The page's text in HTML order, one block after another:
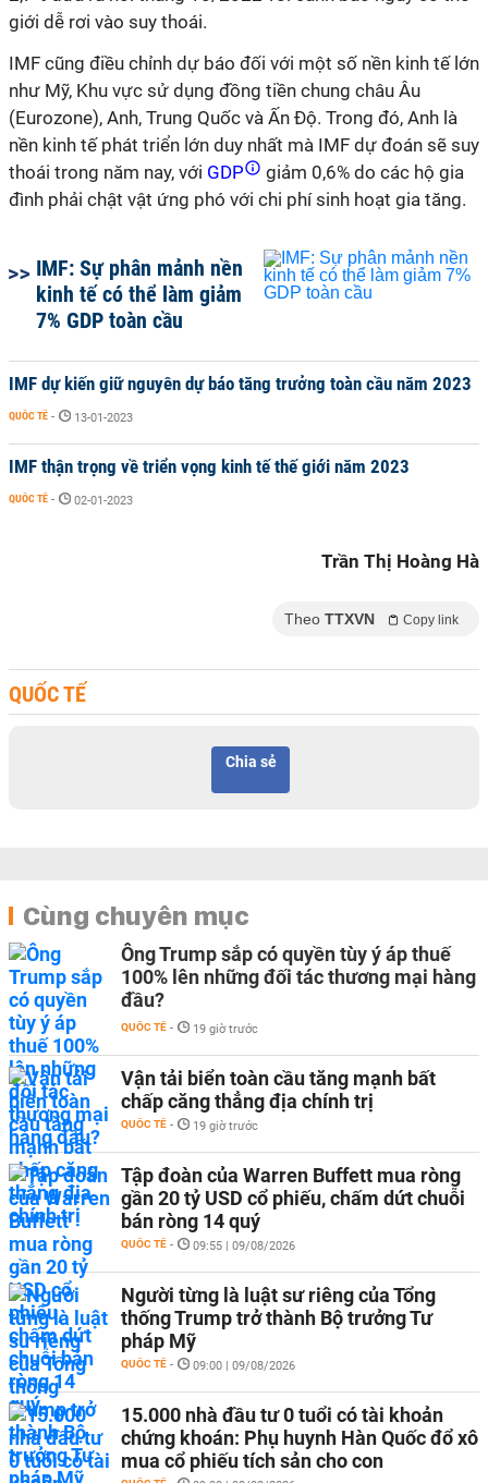
giới dễ rơi vào suy thoái.
IMF cũng điều chỉnh dự báo đối với một số nền kinh tế lớn
như Mỹ, Khu vực sử dụng đồng tiền chung châu Âu
(Eurozone), Anh, Trung Quốc và Ấn Độ. Trong đó, Anh là
nền kinh tế phát triển lớn duy nhất mà IMF dự đoán sẽ suy
thoái trong năm nay, với GDP
giảm 0,6% do các hộ gia
đình phải chật vật ứng phó với chi phí sinh hoạt gia tăng.
IMF: Sự phân mảnh nền
kinh tế có thể làm giảm
7% GDP toàn cầu
IMF dự kiến giữ nguyên dự báo tăng trưởng toàn cầu năm 2023​
QUỐC TẾ - 13-01-2023
IMF thận trọng về triển vọng kinh tế thế giới năm 2023
QUỐC TẾ - 02-01-2023
Trần Thị Hoàng Hà
Theo TTXVN Copy link
QUỐC TẾ
Chia sẻ
Cùng chuyên mục
Ông Trump sắp có quyền tùy ý áp thuế
100% lên những đối tác thương mại hàng
đầu?
QUỐC TẾ - 19 giờ trước
Vận tải biển toàn cầu tăng mạnh bất
chấp căng thẳng địa chính trị
QUỐC TẾ - 19 giờ trước
Tập đoàn của Warren Buffett mua ròng
gần 20 tỷ USD cổ phiếu, chấm dứt chuỗi
bán ròng 14 quý
QUỐC TẾ - 09:55 | 09/08/2026
Người từng là luật sư riêng của Tổng
thống Trump trở thành Bộ trưởng Tư
pháp Mỹ
QUỐC TẾ - 09:00 | 09/08/2026
15.000 nhà đầu tư 0 tuổi có tài khoản
chứng khoán: Phụ huynh Hàn Quốc đổ xô
mua cổ phiếu tích sản cho con